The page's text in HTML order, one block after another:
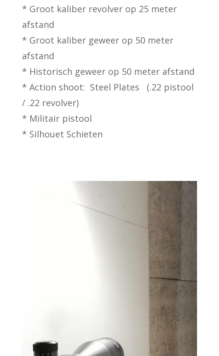
* Groot kaliber revolver op 25 meter
afstand
* Groot kaliber geweer op 50 meter
afstand
* Historisch geweer op 50 meter afstand
* Action shoot: Steel Plates (.22 pistool
/ .22 revolver)
* Militair pistool
* Silhouet Schieten